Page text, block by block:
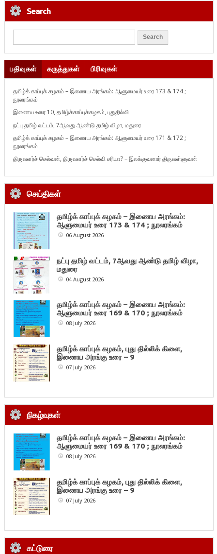
Search
பதிவுகள் கருத்துகள் பிரிவுகள்
தமிழ்க் காப்புக் கழகம் – இணைய அரங்கம்: ஆளுமையர் உரை 173 & 174 ;
நூலரங்கம்
இணைய உரை 10, தமிழ்க்காப்புக்கழகம், புதுதில்லி
நட்பு தமிழ் வட்டம், 7ஆவது ஆண்டு தமிழ் விழா, மதுரை
தமிழ்க் காப்புக் கழகம் – இணைய அரங்கம்: ஆளுமையர் உரை 171 & 172 ;
நூலரங்கம்
திருவளர்ச் செல்வன், திருவளர்ச் செல்வி சரியா? – இலக்குவனார் திருவள்ளுவன்
செய்திகள்
தமிழ்க் காப்புக் கழகம் – இணைய அரங்கம்:
ஆளுமையர் உரை 173 & 174 ; நூலரங்கம்
06 August 2026
நட்பு தமிழ் வட்டம், 7ஆவது ஆண்டு தமிழ் விழா,
மதுரை
04 August 2026
தமிழ்க் காப்புக் கழகம் – இணைய அரங்கம்:
ஆளுமையர் உரை 169 & 170 ; நூலரங்கம்
08 July 2026
தமிழ்க் காப்புக் கழகம், புது தில்லிக் கிளை,
இணைய அரங்கு உரை – 9
07 July 2026
நிகழ்வுகள்
தமிழ்க் காப்புக் கழகம் – இணைய அரங்கம்:
ஆளுமையர் உரை 169 & 170 ; நூலரங்கம்
08 July 2026
தமிழ்க் காப்புக் கழகம், புது தில்லிக் கிளை,
இணைய அரங்கு உரை – 9
07 July 2026
கட்டுரை